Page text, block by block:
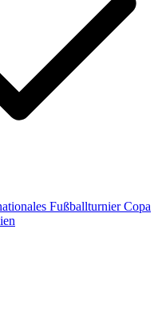
Fußballturnier Copa